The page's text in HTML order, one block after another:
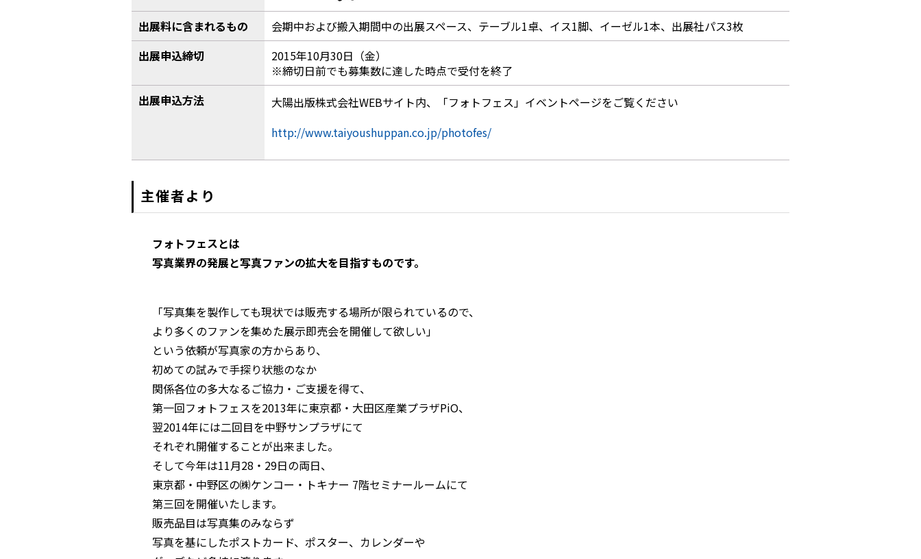
出展料に含まれるもの
会期中および搬入期間中の出展スペース、テーブル1卓、イス1脚、イーゼル1本、出展社パス3枚
出展申込締切
2015年10月30日（金）
※締切日前でも募集数に達した時点で受付を終了
出展申込方法
大陽出版株式会社WEBサイト内、「フォトフェス」イベントページをご覧ください
http://www.taiyoushuppan.co.jp/photofes/
主催者より
フォトフェスとは
写真業界の発展と写真ファンの拡大を目指すものです。
「写真集を製作しても現状では販売する場所が限られているので、
より多くのファンを集めた展示即売会を開催して欲しい」
という依頼が写真家の方からあり、
初めての試みで手探り状態のなか
関係各位の多大なるご協力・ご支援を得て、
第一回フォトフェスを2013年に東京都・大田区産業プラザPiO、
翌2014年には二回目を中野サンプラザにて
それぞれ開催することが出来ました。
そして今年は11月28・29日の両日、
東京都・中野区の㈱ケンコー・トキナー 7階セミナールームにて
第三回を開催いたします。
販売品目は写真集のみならず
写真を基にしたポストカード、ポスター、カレンダーや